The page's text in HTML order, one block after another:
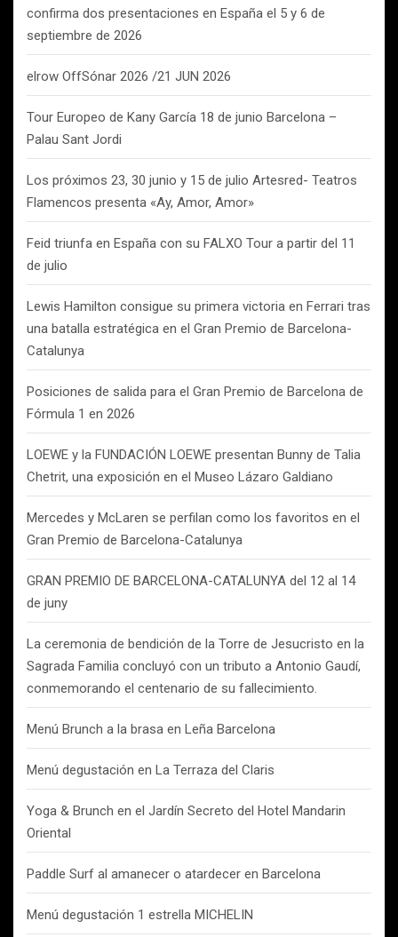
confirma dos presentaciones en España el 5 y 6 de
septiembre de 2026
elrow OffSónar 2026 /21 JUN 2026
Tour Europeo de Kany García 18 de junio Barcelona –
Palau Sant Jordi
Los próximos 23, 30 junio y 15 de julio Artesred- Teatros
Flamencos presenta «Ay, Amor, Amor»
Feid triunfa en España con su FALXO Tour a partir del 11
de julio
Lewis Hamilton consigue su primera victoria en Ferrari tras
una batalla estratégica en el Gran Premio de Barcelona-
Catalunya
Posiciones de salida para el Gran Premio de Barcelona de
Fórmula 1 en 2026
LOEWE y la FUNDACIÓN LOEWE presentan Bunny de Talia
Chetrit, una exposición en el Museo Lázaro Galdiano
Mercedes y McLaren se perfilan como los favoritos en el
Gran Premio de Barcelona-Catalunya
GRAN PREMIO DE BARCELONA-CATALUNYA del 12 al 14
de juny
La ceremonia de bendición de la Torre de Jesucristo en la
Sagrada Familia concluyó con un tributo a Antonio Gaudí,
conmemorando el centenario de su fallecimiento.
Menú Brunch a la brasa en Leña Barcelona
Menú degustación en La Terraza del Claris
Yoga & Brunch en el Jardín Secreto del Hotel Mandarin
Oriental
Paddle Surf al amanecer o atardecer en Barcelona
Menú degustación 1 estrella MICHELIN